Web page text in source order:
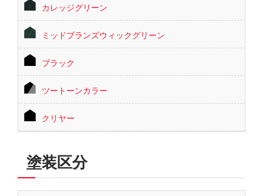
カレッジグリーン
ミッドブランズウィックグリーン
ブラック
ツートーンカラー
クリヤー
塗装区分